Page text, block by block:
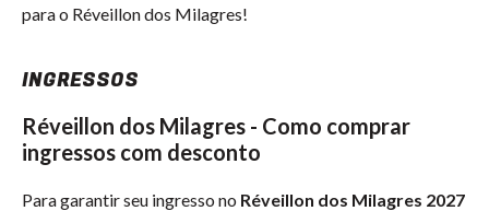
para o Réveillon dos Milagres!
INGRESSOS
Réveillon dos Milagres - Como comprar
ingressos com desconto
Para garantir seu ingresso no Réveillon dos Milagres 2027